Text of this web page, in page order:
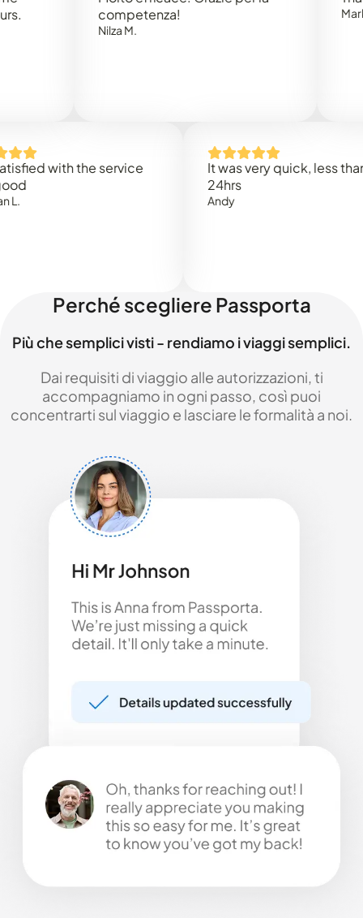
competenza!
Mark N.
with the service
It was very quick, less than
Perché scegliere Passporta
Più che semplici visti - rendiamo i viaggi semplici.
Dai requisiti di viaggio alle autorizzazioni, ti
accompagniamo in ogni passo, così puoi
concentrarti sul viaggio e lasciare le formalità a noi.